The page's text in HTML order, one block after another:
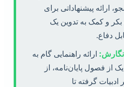
ارائه پیشنهاداتی برای
و کمک به تدوین یک
دفاع.
نگارش: ارائه راهنمایی گام به
از فصول پایان‌نامه، از
گرفته تا